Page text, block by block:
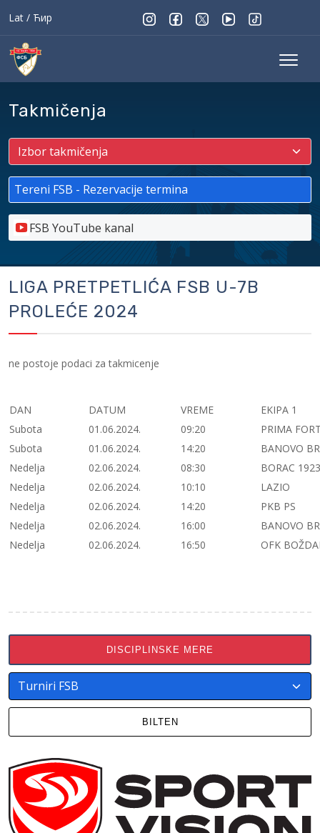
Lat / Ћир
Takmičenja
Tereni FSB - Rezervacije termina
FSB YouTube kanal
LIGA PRETPETLIĆA FSB U-7B
PROLEĆE 2024
ne postoje podaci za takmicenje
DAN DATUM VREME
EKIPA 1
Subota
01.06.2024. 09:20
PRIMA
Subota
01.06.2024. 14:20
BANOVO
Nedelja
02.06.2024. 08:30
BORAC 1923
Nedelja
02.06.2024. 10:10
LAZIO
Nedelja
02.06.2024. 14:20
PKB PS
Nedelja
02.06.2024. 16:00
BANOVO
Nedelja
02.06.2024. 16:50 OFK
DISCIPLINSKE MERE
BILTEN